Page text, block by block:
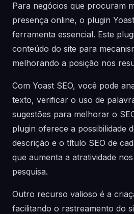
Para negócios que procuram
presença online, o plugin
ferramenta essencial. Este
conteúdo do site para
melhorando a posição nos
Com Yoast SEO, você pode
texto, verificar o uso de
sugestões para melhorar o
plugin oferece a possibilidade
descrição e o título SEO de
que aumenta a atratividade
pesquisa.
Outro recurso valioso é a
facilitando o rastreamento do